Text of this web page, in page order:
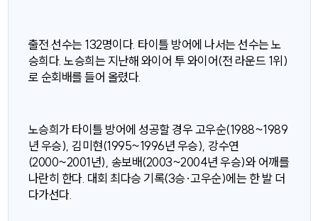
출전 선수는 132명이다. 타이틀 방어에 나서는 선수는 노
승희다. 노승희는 지난해 와이어 투 와이어(전 라운드 1위)
로 순회배를 들어 올렸다.
노승희가 타이틀 방어에 성공할 경우 고우순(1988~1989
년 우승), 김미현(1995~1996년 우승), 강수연
(2000~2001년), 송보배(2003~2004년 우승)와 어깨를
나란히 한다. 대회 최다승 기록(3승·고우순)에는 한 발 더
다가선다.